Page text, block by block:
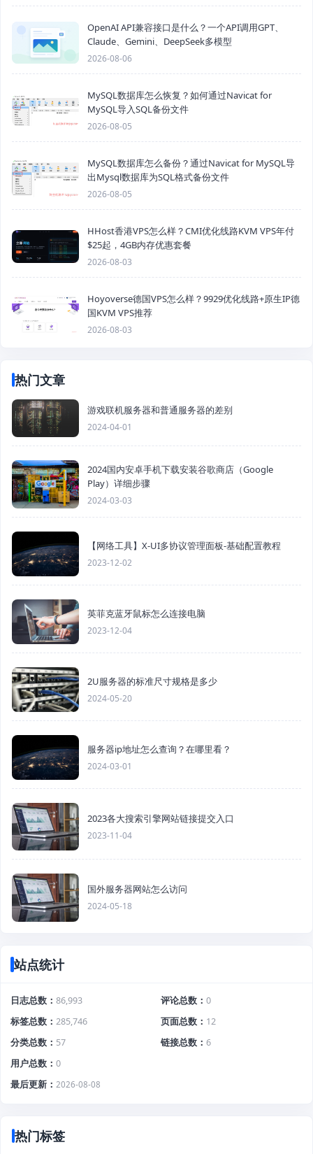
OpenAI API兼容接口是什么？一个API调用GPT、
Claude、Gemini、DeepSeek多模型
2026-08-06
MySQL数据库怎么恢复？如何通过Navicat for
MySQL导入SQL备份文件
2026-08-05
MySQL数据库怎么备份？通过Navicat for MySQL导
出Mysql数据库为SQL格式备份文件
2026-08-05
HHost香港VPS怎么样？CMI优化线路KVM VPS年付
$25起，4GB内存优惠套餐
2026-08-03
Hoyoverse德国VPS怎么样？9929优化线路+原生IP德
国KVM VPS推荐
2026-08-03
热门文章
游戏联机服务器和普通服务器的差别
2024-04-01
2024国内安卓手机下载安装谷歌商店（Google
Play）详细步骤
2024-03-03
【网络工具】X-UI多协议管理面板-基础配置教程
2023-12-02
英菲克蓝牙鼠标怎么连接电脑
2023-12-04
2U服务器的标准尺寸规格是多少
2024-05-20
服务器ip地址怎么查询？在哪里看？
2024-03-01
2023各大搜索引擎网站链接提交入口
2023-11-04
国外服务器网站怎么访问
2024-05-18
站点统计
日志总数 86,993 评论总数
0
标签总数
285,746 页面总数
12
分类总数
57 链接总数
6
用户总数
0
最后更新
2026-08-08
热门标签